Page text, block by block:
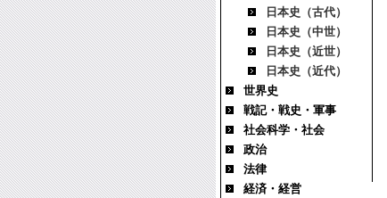
日本史（古代）
日本史（中世）
日本史（近世）
日本史（近代）
世界史
戦記・戦史・軍事
社会科学・社会
政治
法律
経済・経営